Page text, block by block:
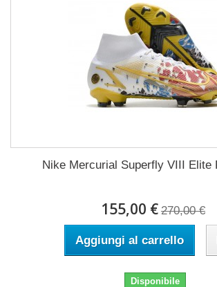
Nike Mercurial Superfly VIII Elite
155,00 € 270,00 €
Aggiungi al carrello
Disponibile